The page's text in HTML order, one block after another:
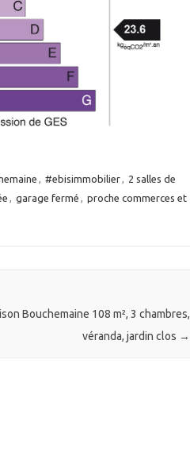
, #ebisimmobilier, 2 salles de
, garage fermé , proche commerces et
Bouchemaine 108 m², 3 chambres,
véranda, jardin clos →